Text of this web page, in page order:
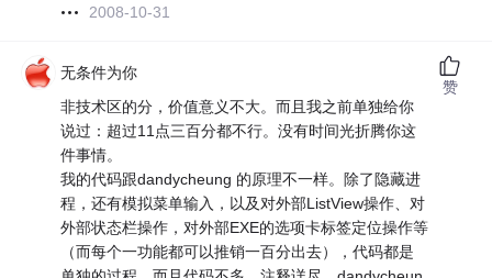
2008-10-31
无条件为你
非技术区的分，价值意义不大。而且我之前单独给你
说过：超过11点三百分都不行。没有时间光折腾你这
件事情。
我的代码跟dandycheung 的原理不一样。除了隐藏进
程，还有模拟菜单输入，以及对外部ListView操作、对
外部状态栏操作，对外部EXE的选项卡标签定位操作等
（而每个一功能都可以推销一百分出去），代码都是
赞